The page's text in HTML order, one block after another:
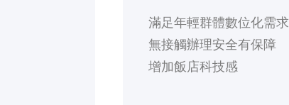
滿足年輕群體數位化需求
無接觸辦理安全有保障
增加飯店科技感